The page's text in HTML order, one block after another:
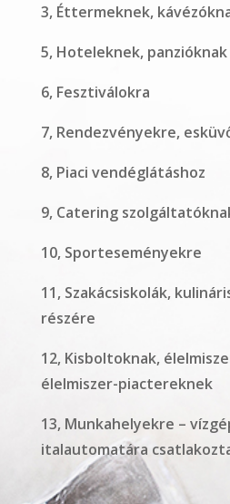
3, Éttermeknek,
5, Hoteleknek, panzióknak
6, Fesztiválokra
7, Rendezvényekre,
8, Piaci vendéglátáshoz
9, Catering
10, Sporteseményekre
11, Szakácsiskolák,
részére
12, Kisboltoknak,
élelmiszer-piactereknek
13, Munkahelyekre –
italautomatára